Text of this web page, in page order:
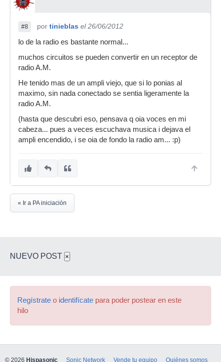
#8 por tinieblas el 26/06/2012
lo de la radio es bastante normal...
muchos circuitos se pueden convertir en un receptor de
radio A.M.
He tenido mas de un ampli viejo, que si lo ponias al
maximo, sin nada conectado se sentia ligeramente la
radio A.M.
(hasta que descubri eso, pensava q oia voces en mi
cabeza... pues a veces escuchava musica i dejava el
ampli encendido, i se oia de fondo la radio am... :p)
« Ir a PA iniciación
NUEVO POST ×
Regístrate o identifícate para poder postear en este
hilo
© 2026 Hispasonic Sonic Network Vende tu equipo Quiénes somos